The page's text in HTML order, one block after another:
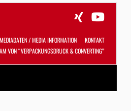
MEDIADATEN / MEDIA INFORMATION
KONTAKT
VON “VERPACKUNGSDRUCK & CONVERTING”